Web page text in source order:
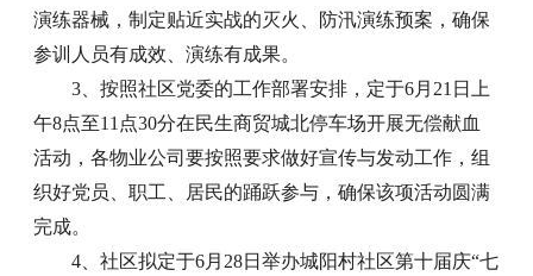
演练器械，制定贴近实战的灭火、防汛演练预案，确保
参训人员有成效、演练有成果。
3、按照社区党委的工作部署安排，定于6月21日上
午8点至11点30分在民生商贸城北停车场开展无偿献血
活动，各物业公司要按照要求做好宣传与发动工作，组
织好党员、职工、居民的踊跃参与，确保该项活动圆满
完成。
4、社区拟定于6月28日举办城阳村社区第十届庆“七